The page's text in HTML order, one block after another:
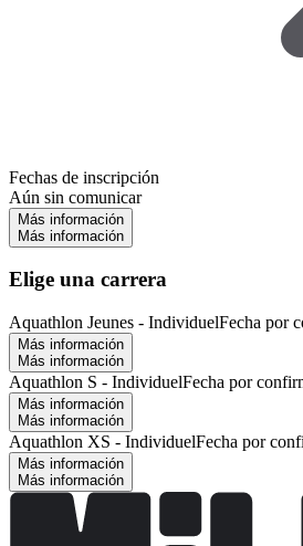
Fechas de inscripción
Aún sin comunicar
Más información
Más información
Elige una carrera
Aquathlon Jeunes - IndividuelFecha por
Más información
Más información
Aquathlon S - IndividuelFecha por
Más información
Más información
Aquathlon XS - IndividuelFecha por
Más información
Más información